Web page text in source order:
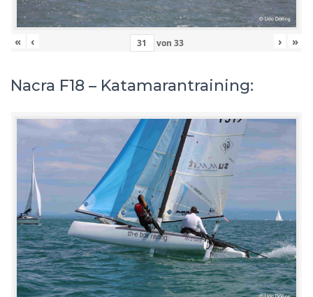
« ‹ von 33 › »
Nacra F18 – Katamarantraining: